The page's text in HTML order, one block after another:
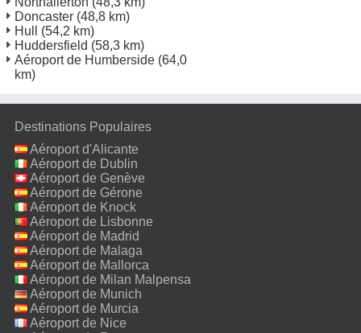
Doncaster (48,8 km)
Hull
(54,2 km)
Huddersfield (58,3 km)
Aéroport de Humberside (64,0
km)
Destinations Populaires
Aéroport d'Alicante
Aéroport de Dublin
Aéroport de Genève
Aéroport de Gérone
Aéroport de Knock
Aéroport de Lisbonne
Aéroport de Madrid
Aéroport de Malaga
Aéroport de Mallorca
Aéroport de Milan Malpensa
Aéroport de Munich
Aéroport de Murcia
Aéroport de Nice